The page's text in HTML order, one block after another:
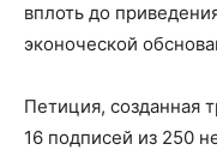
вплоть до
эконоческой
Петиция, созданная
16 подписей из 250